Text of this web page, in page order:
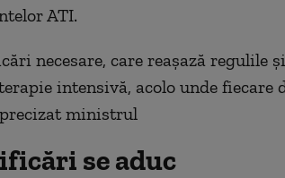
ATI.
necesare, care reaşază regulile
intensivă, acolo unde fiecare
precizat ministrul
se aduc